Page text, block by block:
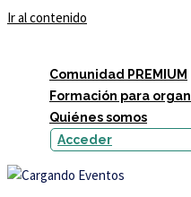
Ir al contenido
Comunidad PREMIUM
Formación para
Quiénes somos
Acceder